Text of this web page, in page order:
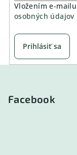
Vložením e-
osobných údajov
Prihlásiť sa
Facebook